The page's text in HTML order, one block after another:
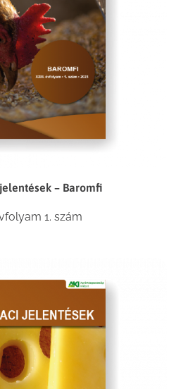
– Baromfi
1. szám